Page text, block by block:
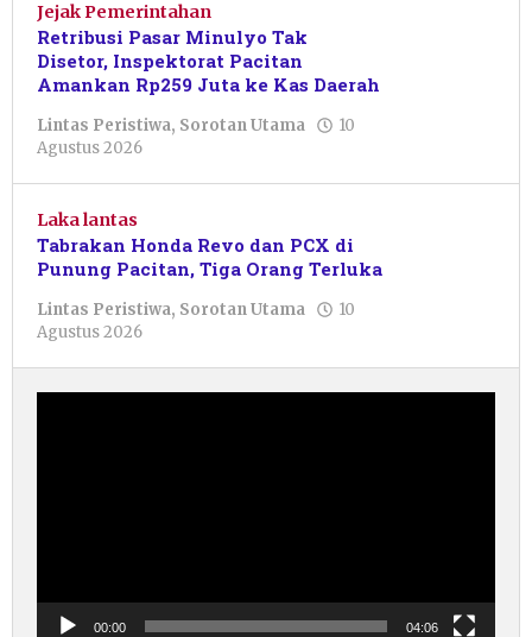
Jejak Pemerintahan
Retribusi Pasar Minulyo Tak
Disetor, Inspektorat Pacitan
Amankan Rp259 Juta ke Kas Daerah
Lintas Peristiwa, Sorotan Utama
10
Agustus 2026
Shalahuddin
Laka lantas
Tabrakan Honda Revo dan PCX di
Punung Pacitan, Tiga Orang Terluka
Lintas Peristiwa, Sorotan Utama
10
Agustus 2026
Shalahuddin
00:00 04:06